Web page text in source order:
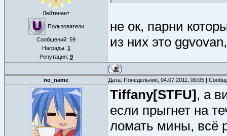
Лейтенант
Пользователи
Сообщений: 59
Награды: 1
Репутация: 9
не ок, парни
из них это
no_name Дата: Понедельник, 04.07.2011, 00:05 |
Tiffany[STFU], а
если прыгнет на
ломать мины, всё